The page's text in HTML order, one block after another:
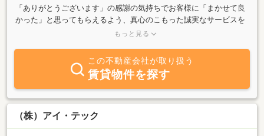
「ありがとうございます」の感謝の気持ちでお客様に「まかせて良
かった」と思ってもらえるよう、真心のこもった誠実なサービスを
スタッフ一同心がけています。□不動産購入に関すること□不動産売
もっと見る
この不動産会社が取り扱う
賃貸物件を探す
（株）アイ・テック